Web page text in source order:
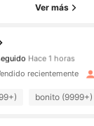
Ver más
Hace 1 horas
Seguidores
recientemente
bonito (9999+)